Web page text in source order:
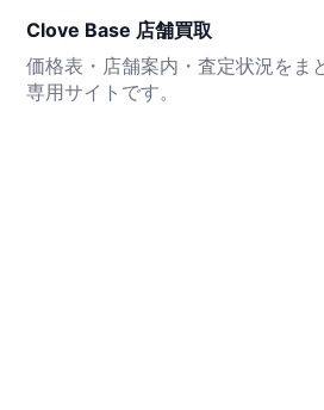
Clove Base 店舗買取
価格表・店舗案内・査定状況をま
専用サイトです。